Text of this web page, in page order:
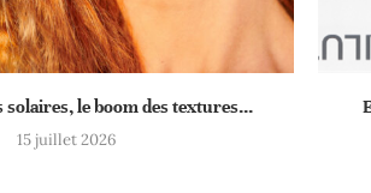
solaires, le boom des textures...
15 juillet 2026